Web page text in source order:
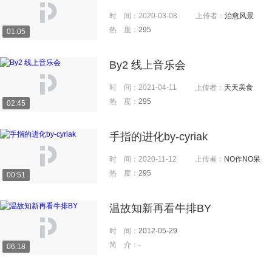
01:05
时 间： 2020-03-08 上传者： 治愈风景
热 度： 295
02:45
By2 线上音乐会
时 间： 2021-04-11 上传者： 天天美食
热 度： 295
00:51
手指的进化by-cyriak
时 间： 2020-11-12 上传者： NO作NO呆
热 度： 295
06:18
温故知新再看牛排BY
时 间： 2012-05-29
简 介： -